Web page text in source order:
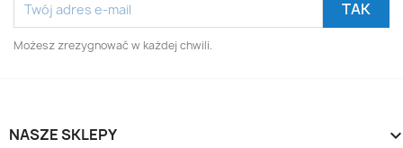
Możesz zrezygnować w każdej chwili.
NASZE SKLEPY